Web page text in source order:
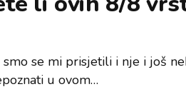
smo se mi prisjetili i nje i još
u ovom…